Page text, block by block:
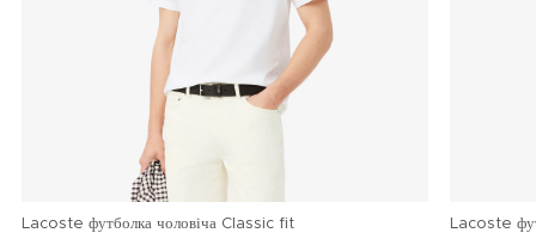
Lacoste футболка чоловіча Classic fit Lacoste